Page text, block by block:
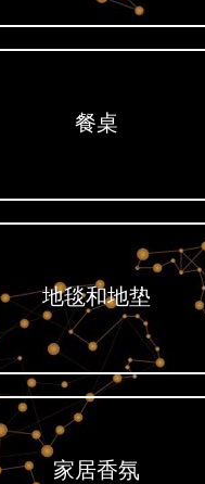
餐桌
地毯和地垫
家居香氛